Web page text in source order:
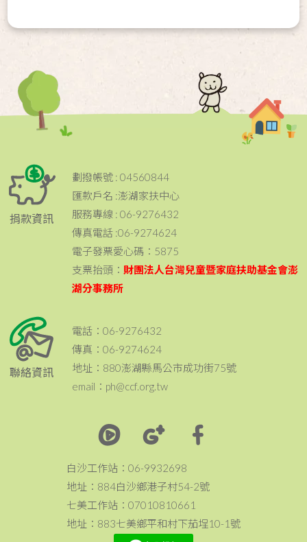
捐款資訊
劃撥帳號 : 04560844
匯款戶名 :澎湖家扶中心
服務專線 : 06-9276432
傳真電話 :06-9274624
電子發票愛心碼：5875
支票抬頭： 財團法人台灣兒童暨家庭扶助基金會澎
湖分事務所
聯絡資訊
電話：06-9276432
傳真：06-9274624
地址：880澎湖縣馬公市成功街75號
email：ph@ccf.org.tw
白沙工作站：06-9932698
地址：884白沙鄉港子村54-2號
七美工作站：07010810661
地址：883七美鄉平和村下茄埕10-1號